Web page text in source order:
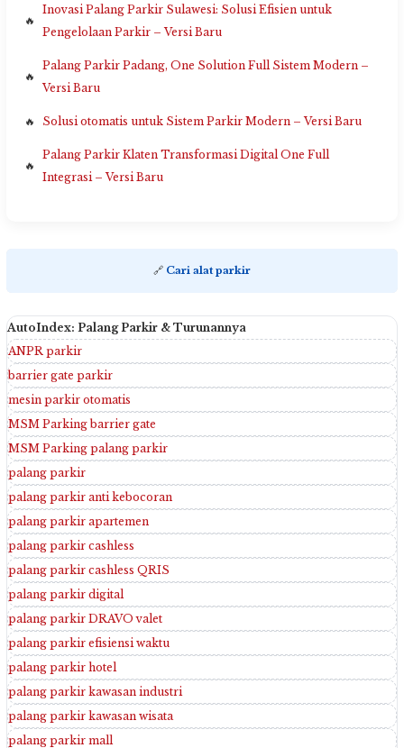
Inovasi Palang Parkir Sulawesi: Solusi Efisien untuk
Pengelolaan Parkir – Versi Baru
Palang Parkir Padang, One Solution Full Sistem Modern –
Versi Baru
Solusi otomatis untuk Sistem Parkir Modern – Versi Baru
Palang Parkir Klaten Transformasi Digital One Full
Integrasi – Versi Baru
🔗 Cari alat parkir
AutoIndex: Palang Parkir & Turunannya
ANPR parkir
barrier gate parkir
mesin parkir otomatis
MSM Parking barrier gate
MSM Parking palang parkir
palang parkir
palang parkir anti kebocoran
palang parkir apartemen
palang parkir cashless
palang parkir cashless QRIS
palang parkir digital
palang parkir DRAVO valet
palang parkir efisiensi waktu
palang parkir hotel
palang parkir kawasan industri
palang parkir kawasan wisata
palang parkir mall